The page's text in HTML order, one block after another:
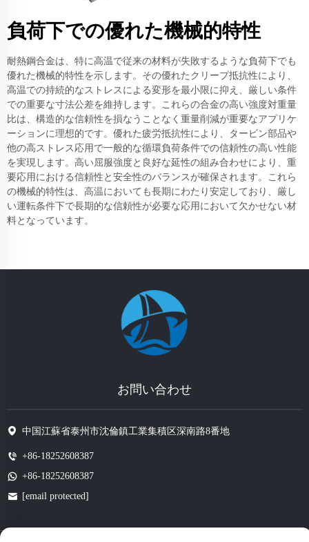
負荷下での優れた機械的特性
耐熱鋼合金は、特に高温で従来の材料が失敗するような負荷下でも
優れた機械的特性を示します。その優れたクリープ抵抗性により、
高温での持続的なストレスによる変形を最小限に抑え、厳しい条件
での重要な寸法公差を維持します。これらの合金の高い強度対重量
比は、構造的な信頼性を損なうことなく重量削減が重要なアプリケ
ーションに理想的です。優れた疲労抵抗性により、タービン部品や
他の高ストレス応用で一般的な循環負荷条件での信頼性の高い性能
を実現します。高い屈服強度と良好な延性の組み合わせにより、重
要応用における信頼性と安全性のバランスが確保されます。これら
の機械的特性は、高温においても長期にわたり安定しており、厳し
い運転条件下で長期的な信頼性が必要な応用において欠かせない材
料となっています。
お問い合わせ
中国江蘇省泰州市沈倫鎮工業集積区深南路8番地
+86-18252608387
+86-18252608387
[email protected]